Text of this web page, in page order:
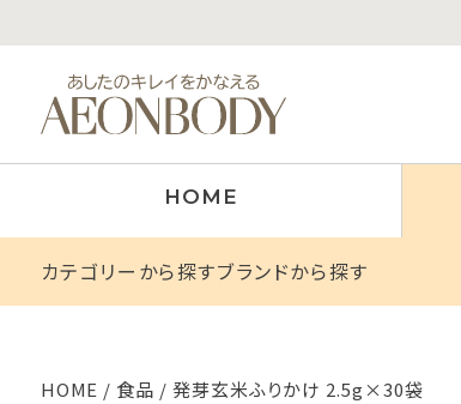
HOME
カテゴリーから探すブランドから探す
HOME 食品
発芽玄米ふりかけ 2.5g×30袋